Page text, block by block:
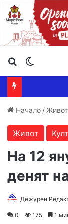
Търсене ...
Начало / Живот
Живот
На 12
денят
Дежурен
0 175 1